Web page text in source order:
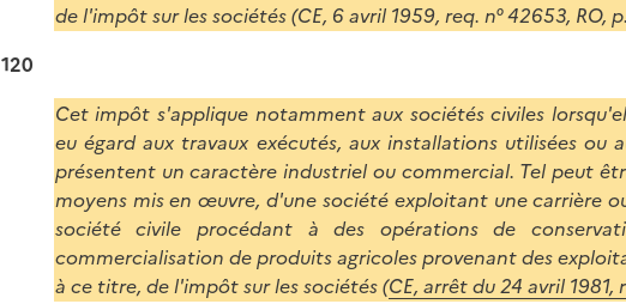
de l'impôt sur les sociétés (CE, 6 avril 1959, req. n° 42653, RO,
120
Cet impôt s'applique notamment aux sociétés civiles
eu égard aux travaux exécutés, aux installations utilisées ou
présentent un caractère industriel ou commercial. Tel peut
moyens mis en œuvre, d'une société exploitant une carrière
société civile procédant à des opérations de
commercialisation de produits agricoles provenant des
à ce titre, de l'impôt sur les sociétés (CE, arrêt du 24 avril 1981,